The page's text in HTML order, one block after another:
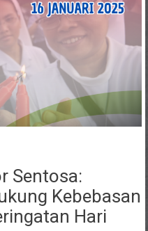
Sentosa:
Kebebasan
Hari